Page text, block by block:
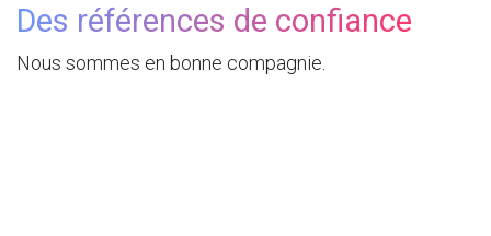
Des références de confiance
Nous sommes en bonne compagnie.